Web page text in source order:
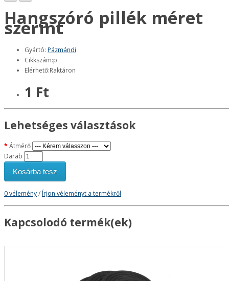
Hangszóró pillék méret
szerint
Gyártó: Pázmándi
Cikkszám:p
Elérhető:Raktáron
1 Ft
Lehetséges választások
Átmérő
Darab
Kosárba tesz
0 vélemény/Írjon véleményt a termékről
Kapcsolodó termék(ek)